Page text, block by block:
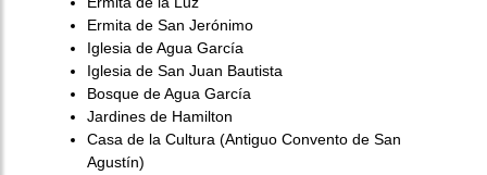
Ermita de San Jerónimo
Iglesia de Agua García
Iglesia de San Juan Bautista
Bosque de Agua García
Jardines de Hamilton
Casa de la Cultura (Antiguo Convento de San
Agustín)